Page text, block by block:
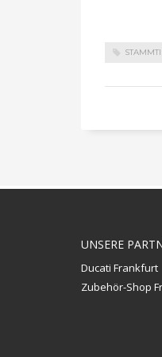
UNSERE
Ducati Frankfurt
Zubehör-Shop